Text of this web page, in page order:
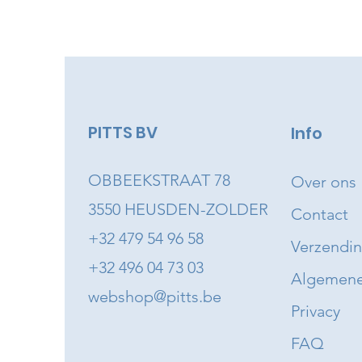
PITTS BV
OBBEEKSTRAAT 78
3550 HEUSDEN-ZOLDER
+32 479 54 96 58
+32 496 04 73 03
webshop@pitts.be
Info
Over ons
Contact
Privacy
FAQ